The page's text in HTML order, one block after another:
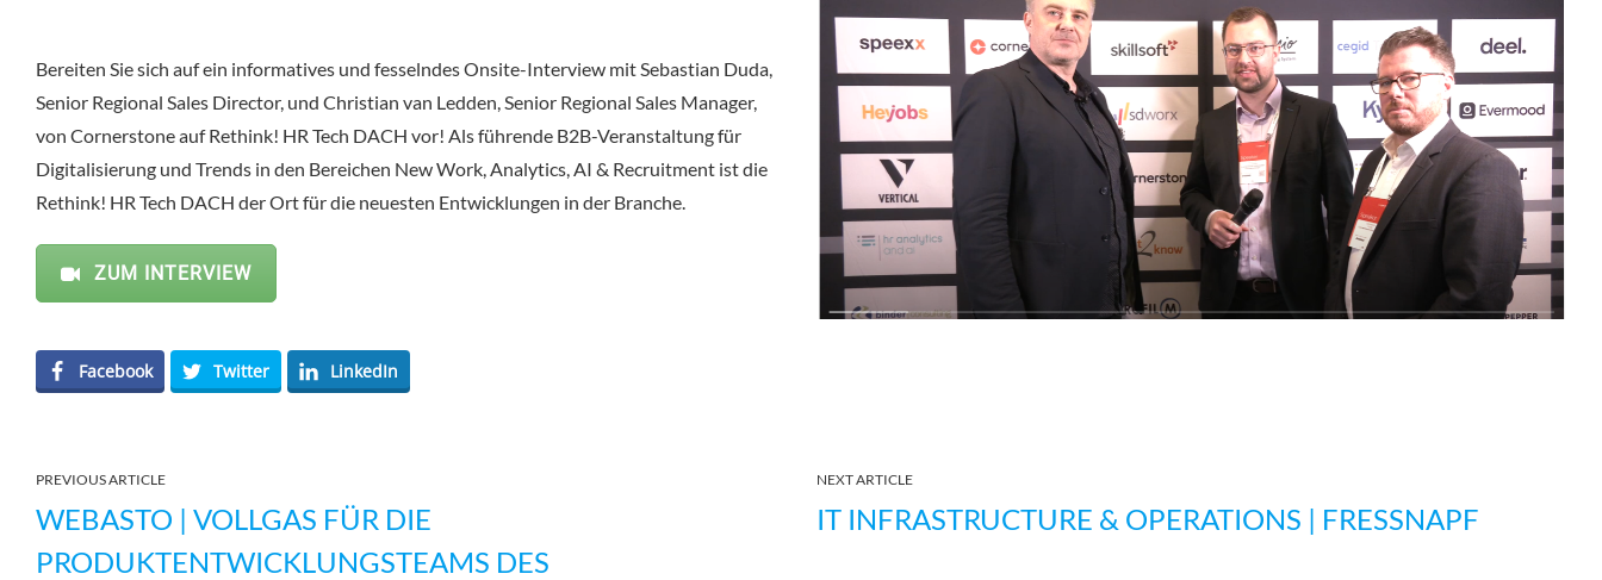
Bereiten Sie sich auf ein informatives und fesselndes Onsite-Interview mit Sebastian Duda,
Senior Regional Sales Director, und Christian van Ledden, Senior Regional Sales Manager,
von Cornerstone auf Rethink! HR Tech DACH vor! Als führende B2B-Veranstaltung für
Digitalisierung und Trends in den Bereichen New Work, Analytics, AI & Recruitment ist die
Rethink! HR Tech DACH der Ort für die neuesten Entwicklungen in der Branche.
ZUM INTERVIEW
Facebook Twitter LinkedIn
PREVIOUS ARTICLE
WEBASTO | VOLLGAS FÜR DIE
PRODUKTENTWICKLUNGSTEAMS DES
NEXT ARTICLE
IT INFRASTRUCTURE & OPERATIONS | FRESSNAPF